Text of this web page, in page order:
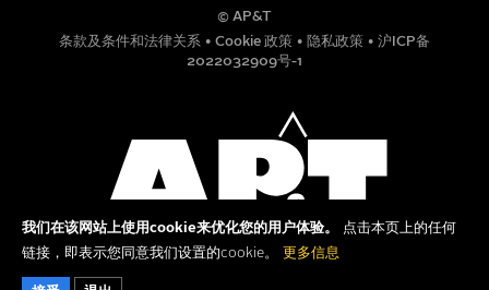
© AP&T
条款及条件和法律关系 • Cookie 政策 • 隐私政策 • 沪ICP备
2022032909号-1
我们在该网站上使用cookie来优化您的用户体验。
点击本页上的任何
链接，即表示您同意我们设置的cookie。
更多信息